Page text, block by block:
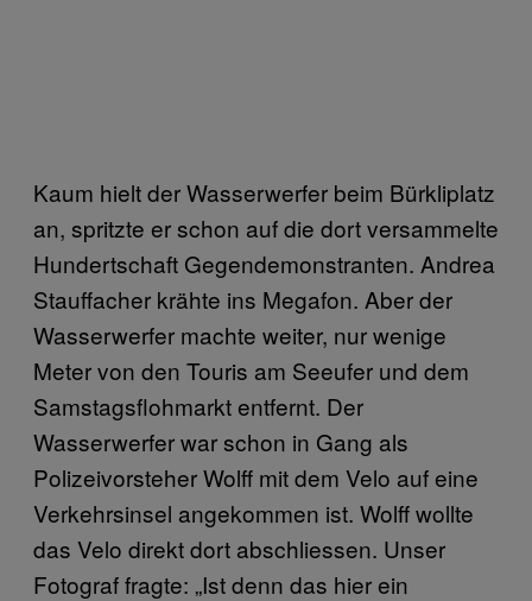
Kaum hielt der Wasserwerfer beim Bürkliplatz
an, spritzte er schon auf die dort versammelte
Hundertschaft Gegendemonstranten. Andrea
Stauffacher krähte ins Megafon. Aber der
Wasserwerfer machte weiter, nur wenige
Meter von den Touris am Seeufer und dem
Samstagsflohmarkt entfernt. Der
Wasserwerfer war schon in Gang als
Polizeivorsteher Wolff mit dem Velo auf eine
Verkehrsinsel angekommen ist. Wolff wollte
das Velo direkt dort abschliessen. Unser
Fotograf fragte: „Ist denn das hier ein